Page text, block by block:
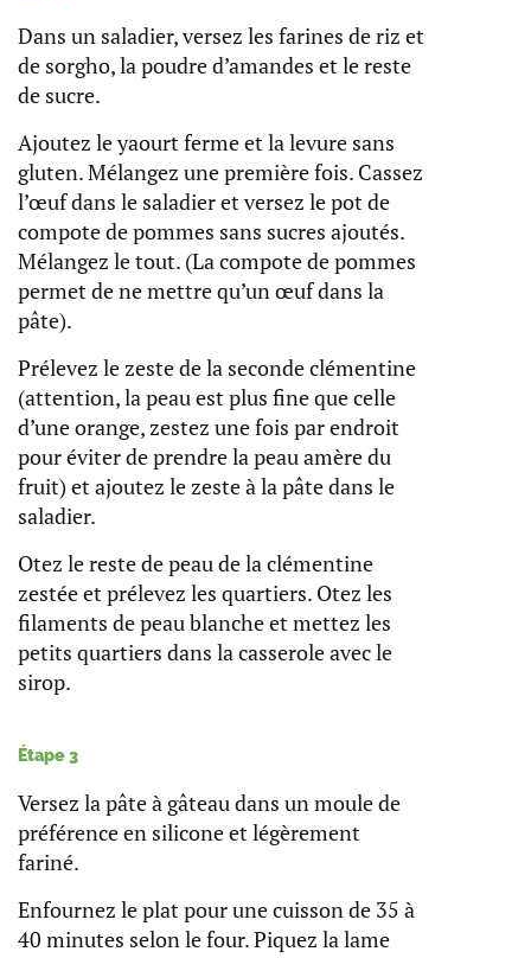
Dans un saladier, versez les farines de riz et
de sorgho, la poudre d’amandes et le reste
de sucre.
Ajoutez le yaourt ferme et la levure sans
gluten. Mélangez une première fois. Cassez
l’œuf dans le saladier et versez le pot de
compote de pommes sans sucres ajoutés.
Mélangez le tout. (La compote de pommes
permet de ne mettre qu’un œuf dans la
pâte).
Prélevez le zeste de la seconde clémentine
(attention, la peau est plus fine que celle
d’une orange, zestez une fois par endroit
pour éviter de prendre la peau amère du
fruit) et ajoutez le zeste à la pâte dans le
saladier.
Otez le reste de peau de la clémentine
zestée et prélevez les quartiers. Otez les
filaments de peau blanche et mettez les
petits quartiers dans la casserole avec le
sirop.
Étape 3
Versez la pâte à gâteau dans un moule de
préférence en silicone et légèrement
fariné.
Enfournez le plat pour une cuisson de 35 à
40 minutes selon le four. Piquez la lame